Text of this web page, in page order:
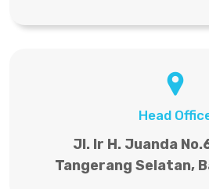
Head
Jl. Ir H. Juanda
Tangerang Selatan,